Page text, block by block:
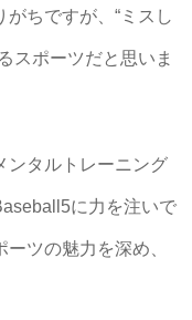
ちですが、“ミスし
スポーツだと思いま
タルトレーニング
に力を注いで
ツの魅力を深め、